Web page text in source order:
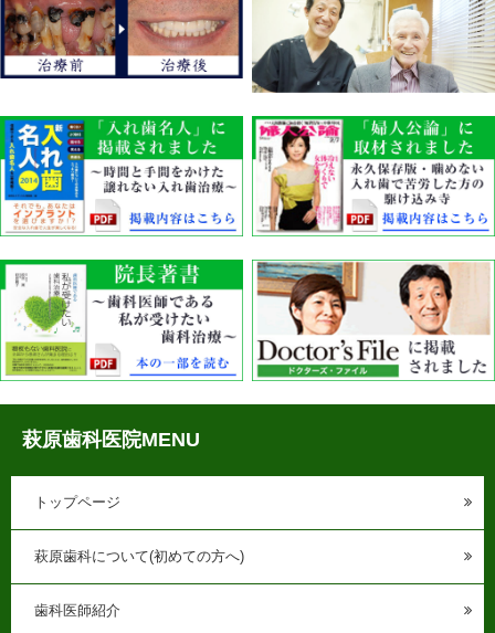
萩原歯科医院MENU
トップページ
萩原歯科について(初めての方へ)
歯科医師紹介